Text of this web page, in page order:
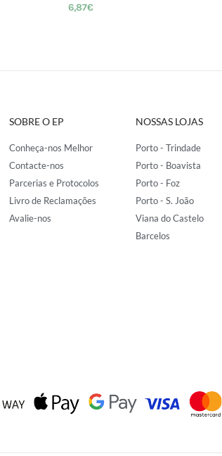
6,87€
SOBRE O EP
Conheça-nos Melhor
Contacte-nos
Parcerias e Protocolos
Livro de Reclamações
Avalie-nos
NOSSAS LOJAS
Porto - Trindade
Porto - Boavista
Porto - Foz
Porto - S. João
Viana do Castelo
Barcelos